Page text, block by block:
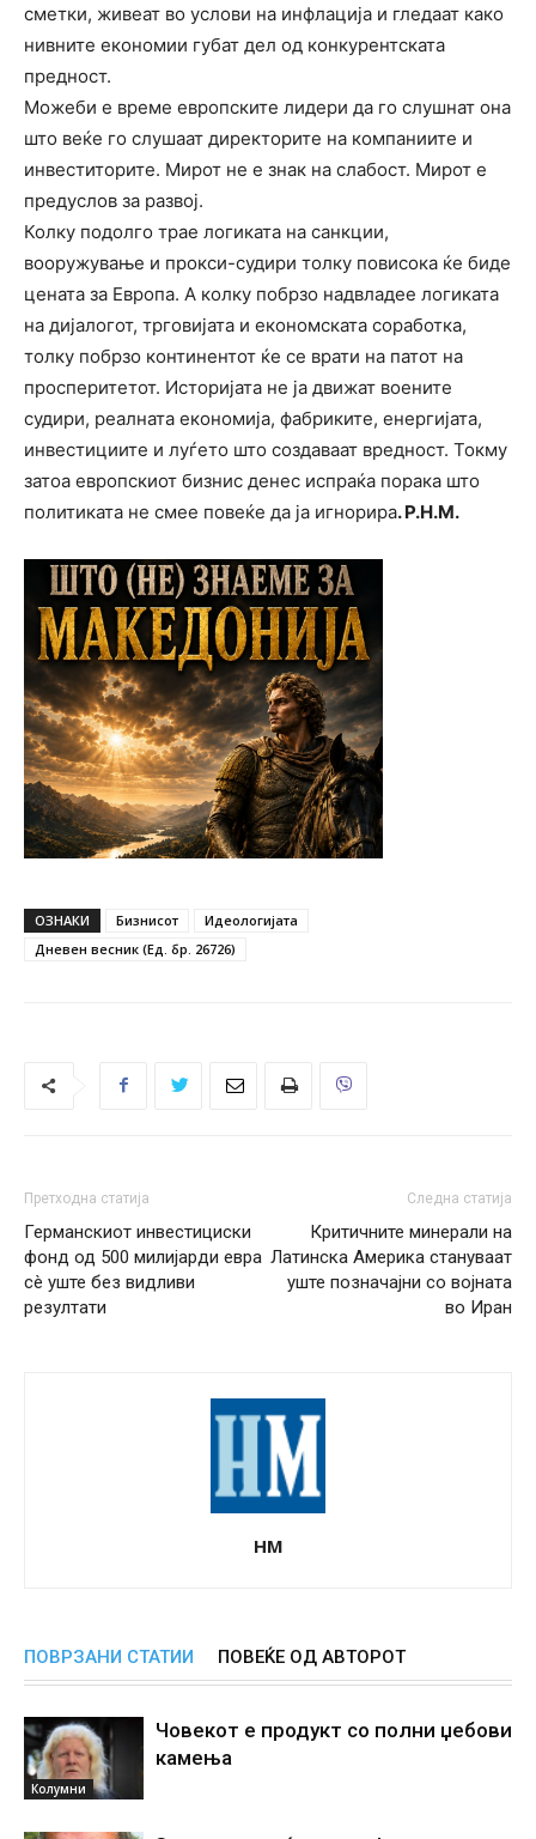
сметки, живеат во услови на инфлација и гледаат како
нивните економии губат дел од конкурентската
предност.
Можеби е време европските лидери да го слушнат она
што веќе го слушаат директорите на компаниите и
инвеститорите. Мирот не е знак на слабост. Мирот е
предуслов за развој.
Колку подолго трае логиката на санкции,
вооружување и прокси-судири толку повисока ќе биде
цената за Европа. А колку побрзо надвладее логиката
на дијалогот, трговијата и економската соработка,
толку побрзо континентот ќе се врати на патот на
просперитетот. Историјата не ја движат воените
судири, реалната економија, фабриките, енергијата,
инвестициите и луѓето што создаваат вредност. Токму
затоа европскиот бизнис денес испраќа порака што
политиката не смее повеќе да ја игнорира. Р.Н.М.
ОЗНАКИ Бизнисот
Идеологијата
Дневен весник (Ед. бр. 26726)
Претходна статија
Германскиот инвестициски
фонд од 500 милијарди евра
сè уште без видливи
резултати
Следна статија
Критичните минерали на
Латинска Америка стануваат
уште позначајни со војната
во Иран
НМ
ПОВРЗАНИ СТАТИИ ПОВЕЌЕ ОД АВТОРОТ
Колумни
Човекот е продукт со полни џебови
камења